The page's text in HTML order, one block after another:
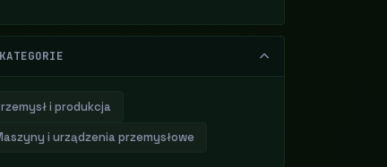
KATEGORIE
i produkcja
i urządzenia przemysłowe